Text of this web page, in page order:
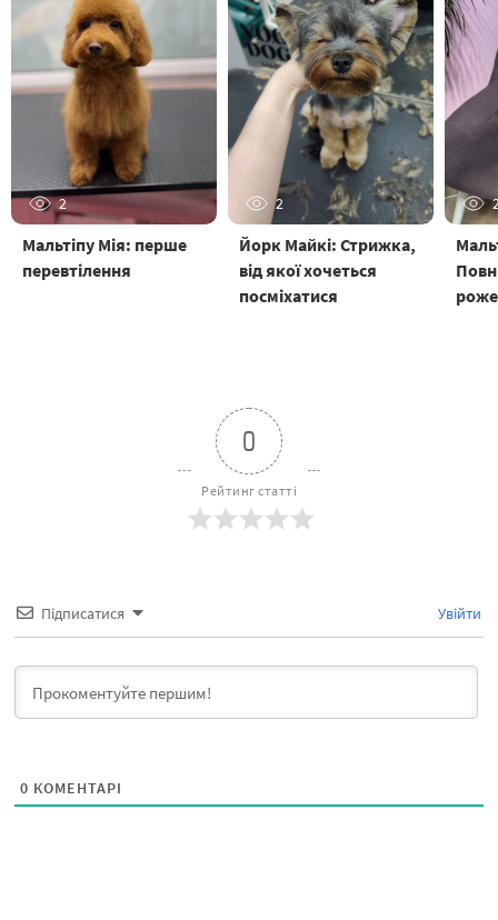
2
Мальтіпу Мія: перше
перевтілення
2
Йорк Майкі: Стрижка,
від якої хочеться
посміхатися
0
Рейтинг статті
Підписатися Увійти
0 КОМЕНТАРІ